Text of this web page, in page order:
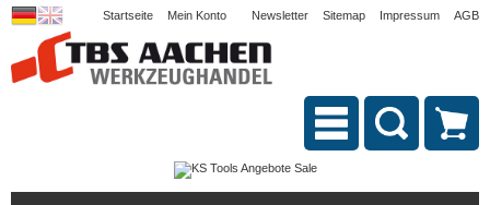
Startseite Mein Konto Newsletter Sitemap Impressum AGB